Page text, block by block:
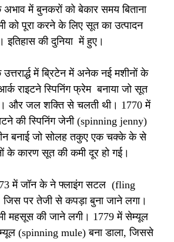
में बुनकरों को बेकार समय बिताना
को पूरा करने के लिए सूत का उत्पादन
की दुनिया में हुए।
उत्तरार्द्ध में ब्रिटेन में अनेक नई मशीनों के
राइटने स्पिनिंग फ्रेम बनाया जो सूत
और जल शक्ति से चलती थी। 1770 में
की स्पिनिंग जेनी (spinning jenny)
बनाई जो सोलह तकुए एक चक्के के से
के कारण सूत की कमी दूर हो गई।
में जॉन के ने फ्लाइंग सटल (fling
जिस पर तेजी से कपड़ा बुना जाने लगा।
महसूस की जाने लगी। 1779 में सेम्यूल
म्यूल (spinning mule) बना डाला, जिससे